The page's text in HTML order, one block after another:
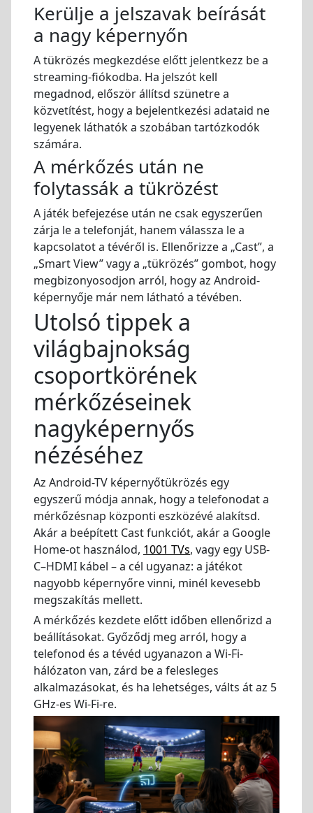
Kerülje a jelszavak beírását
a nagy képernyőn
A tükrözés megkezdése előtt jelentkezz be a
streaming-fiókodba. Ha jelszót kell
megadnod, először állítsd szünetre a
közvetítést, hogy a bejelentkezési adataid ne
legyenek láthatók a szobában tartózkodók
számára.
A mérkőzés után ne
folytassák a tükrözést
A játék befejezése után ne csak egyszerűen
zárja le a telefonját, hanem válassza le a
kapcsolatot a tévéről is. Ellenőrizze a „Cast”, a
„Smart View” vagy a „tükrözés” gombot, hogy
megbizonyosodjon arról, hogy az Android-
képernyője már nem látható a tévében.
Utolsó tippek a
világbajnokság
csoportkörének
mérkőzéseinek
nagyképernyős
nézéséhez
Az Android-TV képernyőtükrözés egy
egyszerű módja annak, hogy a telefonodat a
mérkőzésnap központi eszközévé alakítsd.
Akár a beépített Cast funkciót, akár a Google
Home-ot használod, 1001 TVs, vagy egy USB-
C–HDMI kábel – a cél ugyanaz: a játékot
nagyobb képernyőre vinni, minél kevesebb
megszakítás mellett.
A mérkőzés kezdete előtt időben ellenőrizd a
beállításokat. Győződj meg arról, hogy a
telefonod és a tévéd ugyanazon a Wi-Fi-
hálózaton van, zárd be a felesleges
alkalmazásokat, és ha lehetséges, válts át az 5
GHz-es Wi-Fi-re.